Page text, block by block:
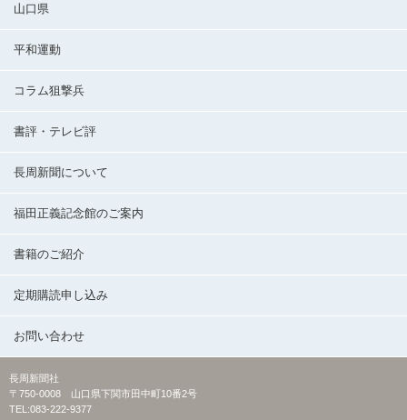
山口県
平和運動
コラム狙撃兵
書評・テレビ評
長周新聞について
福田正義記念館のご案内
書籍のご紹介
定期購読申し込み
お問い合わせ
長周新聞社
〒750-0008 山口県下関市田中町10番2号
TEL:083-222-9377